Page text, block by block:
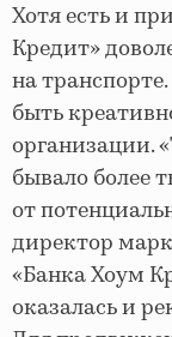
Хотя есть и
Кредит»
на
быть
организации.
бывало более
от
директор
«Банка Хоум
оказалась и